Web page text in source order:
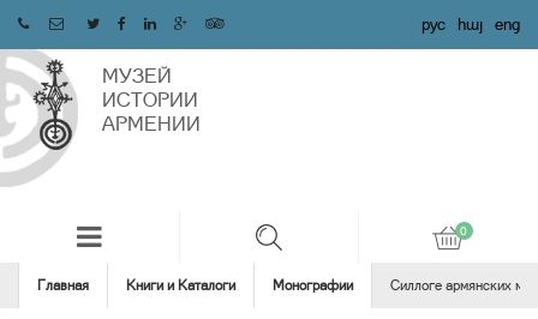
рус հայ eng
МУЗЕЙ
ИСТОРИИ
АРМЕНИИ
Главная Книги и Каталоги Монографии Cиллоге армянских